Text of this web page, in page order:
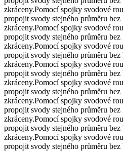
zkráceny.Pomocí spojky svodové
propojit svody stejného průměru
zkráceny.Pomocí spojky svodové
propojit svody stejného průměru
zkráceny.Pomocí spojky svodové
propojit svody stejného průměru
zkráceny.Pomocí spojky svodové
propojit svody stejného průměru
zkráceny.Pomocí spojky svodové
propojit svody stejného průměru
zkráceny.Pomocí spojky svodové
propojit svody stejného průměru
zkráceny.Pomocí spojky svodové
propojit svody stejného průměru
zkráceny.Pomocí spojky svodové
propojit svody stejného průměru